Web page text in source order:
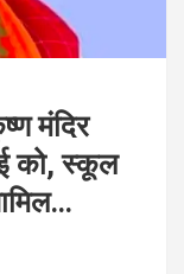
मंदिर
को, स्कूल